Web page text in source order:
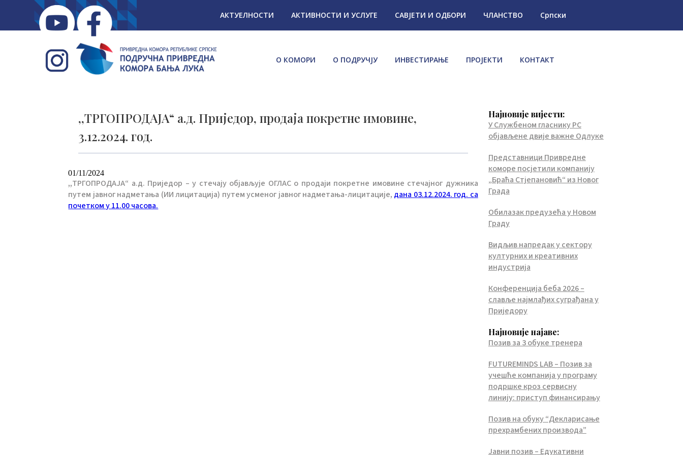
АКТУЕЛНОСТИ АКТИВНОСТИ И УСЛУГЕ САВЈЕТИ И ОДБОРИ ЧЛАНСТВО Српски
О КОМОРИ О ПОДРУЧЈУ ИНВЕСТИРАЊЕ ПРОЈЕКТИ КОНТАКТ
,,ТРГОПРОДАЈА“ а.д. Приједор, продаја покретне имовине,
3.12.2024. год.
01/11/2024
,,ТРГОПРОДАЈА“ а.д. Приједор – у стечају објављује ОГЛАС о продаји покретне имовине стечајног дужника
путем јавног надметања (ИИ лицитација) путем усменог јавног надметања-лицитације, дана 03.12.2024. год. са
почетком у 11.00 часова.
Најновије вијести:
У Службеном гласнику РС
објављене двије важне Одлуке
Представници Привредне
коморе посјетили компанију
„Браћа Стјепановић“ из Новог
Града
Обилазак предузећа у Новом
Граду
Видљив напредак у сектору
културних и креативних
индустрија
Конференција беба 2026 –
славље најмлађих суграђана у
Приједору
Најновије најаве:
Позив за 3 обуке тренера
FUTUREMINDS LAB – Позив за
учешће компанија у програму
подршке кроз сервисну
линију: приступ финансирању
Позив на обуку “Декларисање
прехрамбених производа”
Јавни позив – Едукативни